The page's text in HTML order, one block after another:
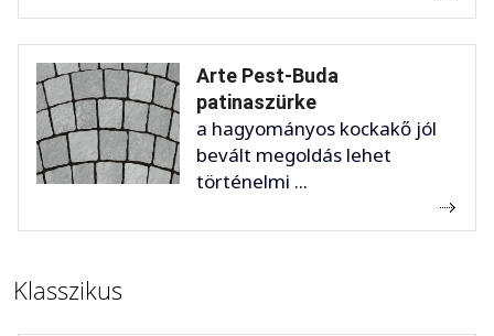
Arte Pest-Buda
patinaszürke
a hagyományos kockakő jól
bevált megoldás lehet
történelmi ...
Klasszikus